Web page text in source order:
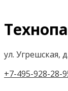
ул. Угрешская,
+7-495-928-28-